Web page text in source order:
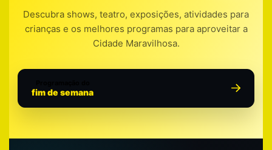
Descubra shows, teatro, exposições, atividades para
crianças e os melhores programas para aproveitar a
Cidade Maravilhosa.
fim de semana